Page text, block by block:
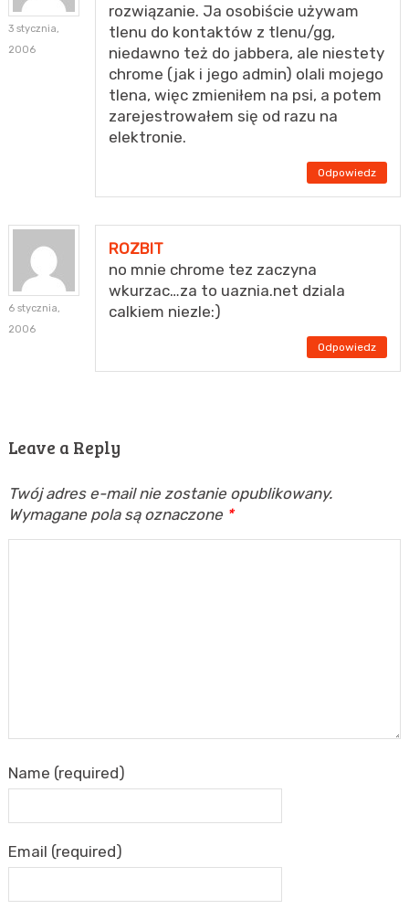
3 stycznia,
2006
rozwiązanie. Ja osobiście używam
tlenu do kontaktów z tlenu/gg,
niedawno też do jabbera, ale niestety
chrome (jak i jego admin) olali mojego
tlena, więc zmieniłem na psi, a potem
zarejestrowałem się od razu na
elektronie.
Odpowiedz
6 stycznia,
2006
ROZBIT
no mnie chrome tez zaczyna
wkurzac…za to uaznia.net dziala
calkiem niezle:)
Odpowiedz
Leave a Reply
Twój adres e-mail nie zostanie opublikowany.
Wymagane pola są oznaczone *
Name (required)
Email (required)